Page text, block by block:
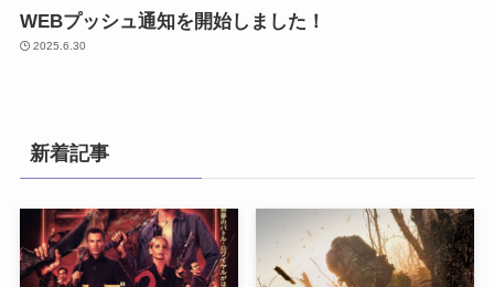
WEBプッシュ通知を開始しました！
2025.6.30
新着記事